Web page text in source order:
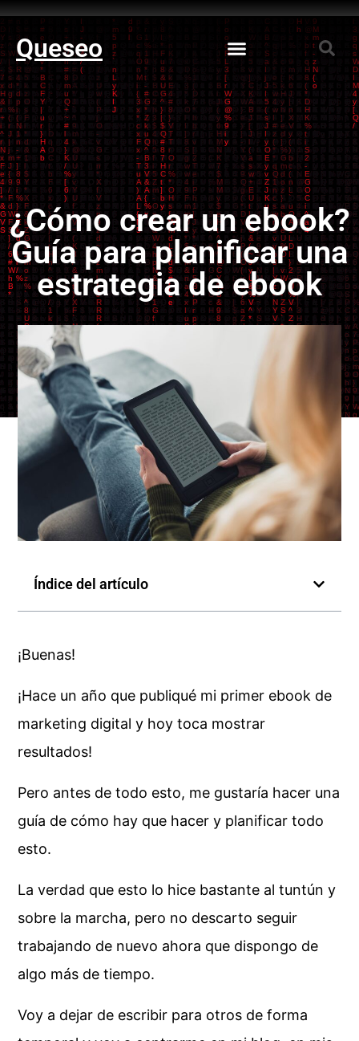
Queseo
¿Cómo crear un ebook?
Guía para planificar una
estrategia de ebook
Índice del artículo
¡Buenas!
¡Hace un año que publiqué mi primer ebook de
marketing digital y hoy toca mostrar
resultados!
Pero antes de todo esto, me gustaría hacer una
guía de cómo hay que hacer y planificar todo
esto.
La verdad que esto lo hice bastante al tuntún y
sobre la marcha, pero no descarto seguir
trabajando de nuevo ahora que dispongo de
algo más de tiempo.
Voy a dejar de escribir para otros de forma